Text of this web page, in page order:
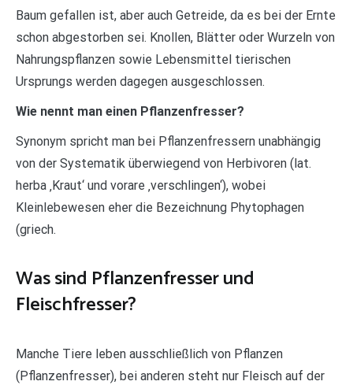
Baum gefallen ist, aber auch Getreide, da es bei der Ernte
schon abgestorben sei. Knollen, Blätter oder Wurzeln von
Nahrungspflanzen sowie Lebensmittel tierischen
Ursprungs werden dagegen ausgeschlossen.
Wie nennt man einen Pflanzenfresser?
Synonym spricht man bei Pflanzenfressern unabhängig
von der Systematik überwiegend von Herbivoren (lat.
herba ‚Kraut‘ und vorare ‚verschlingen‘), wobei
Kleinlebewesen eher die Bezeichnung Phytophagen
(griech.
Was sind Pflanzenfresser und
Fleischfresser?
Manche Tiere leben ausschließlich von Pflanzen
(Pflanzenfresser), bei anderen steht nur Fleisch auf der